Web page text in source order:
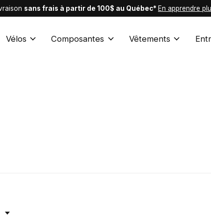
sans frais à partir de 100$ au Québec* En apprendre
Vélos Composantes Vêtements